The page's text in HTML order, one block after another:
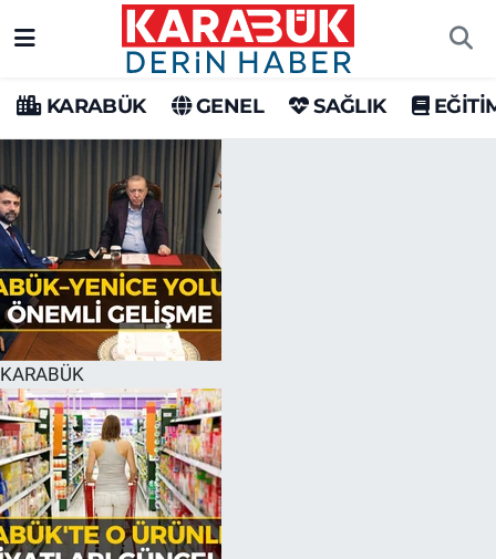
KARABÜK GENEL SAĞLIK
KARABÜK
Karabük Hava Durumu
Karabük Trafik Yoğunluk Haritası
Süper Lig Puan Durumu ve Fikstür
Tüm Manşetler
Son Dakika Haberleri
Haber Arşivi